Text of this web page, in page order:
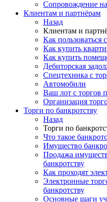
Сопровождение на
Клиентам и партнёрам
Назад
Клиентам и
Как пользоваться
Как купить
Как купить
Дебиторская
Спецтехника с
Автомобили
Ваш лот с торгов
Организация
Торги по банкротству
Назад
Торги по
Что такое
Имущество
Продажа
банкротству
Как проходят
Электронные
банкротству
Основные шаги